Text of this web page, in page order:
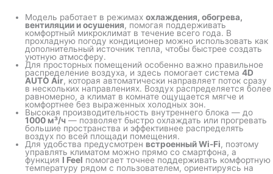
Модель работает в режимахохлаждения, обогрева,
вентиляции и осушения, помогая поддерживать
комфортный микроклимат в течение всего года. В
прохладную погоду кондиционер можно использовать как
дополнительный источник тепла, чтобы быстрее создать
уютную атмосферу.
Для просторных помещений особенно важно правильное
распределение воздуха, и здесь помогает система4D
AUTO Air, которая автоматически направляет поток сразу
в нескольких направлениях. Воздух распределяется более
равномерно, а климат в комнате ощущается мягче и
комфортнее без выраженных холодных зон.
Высокая производительность внутреннего блока — до
1000 м³/ч — позволяет быстро охлаждать или прогревать
большие пространства и эффективнее распределять
воздух по всей площади помещения.
Для удобства предусмотрен встроенный Wi-Fi, поэтому
управлять климатом можно прямо со смартфона, а
функция I Feel помогает точнее поддерживать комфортную
температуру рядом с пользователем, ориентируясь на